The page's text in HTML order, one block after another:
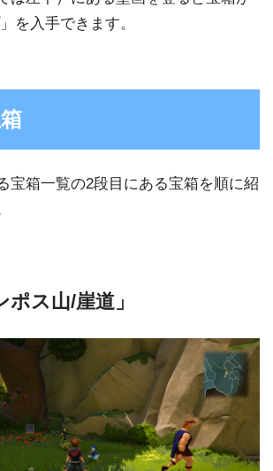
を入手できます。
宝箱一覧の2段目にある宝箱を順に紹
ス山/崖道」